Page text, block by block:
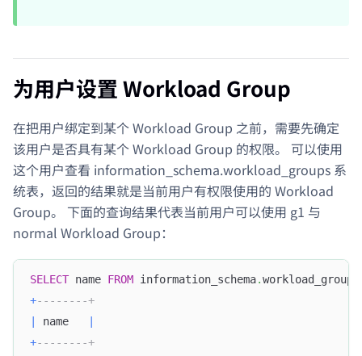
为用户设置 Workload Group
在把用户绑定到某个 Workload Group 之前，需要先确定
该用户是否具有某个 Workload Group 的权限。 可以使用
这个用户查看 information_schema.workload_groups 系
统表，返回的结果就是当前用户有权限使用的 Workload
Group。 下面的查询结果代表当前用户可以使用 g1 与
normal Workload Group：
SELECT name FROM information_schema.workload_groups
+--------+
name
+--------+